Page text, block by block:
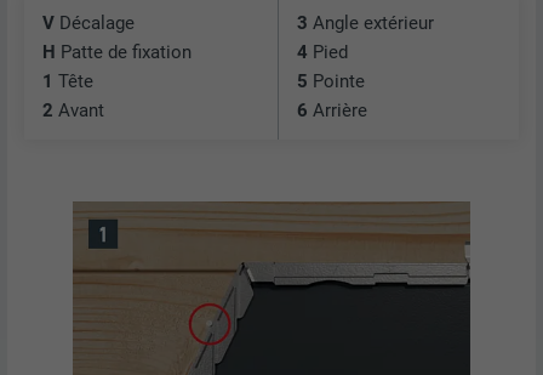
V Décalage
H Patte de fixation
1 Tête
2 Avant
3 Angle extérieur
4 Pied
5 Pointe
6 Arrière